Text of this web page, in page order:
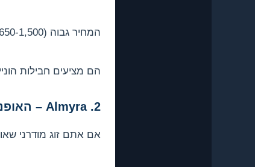
המחיר גבוה (€650-1,500 ללילה) אבל זה ירח דבש – תתפנקו!
הם מציעים חבילות
2. Almyra – האופנתי-מינימליסטי
אם אתם זוג מודרני